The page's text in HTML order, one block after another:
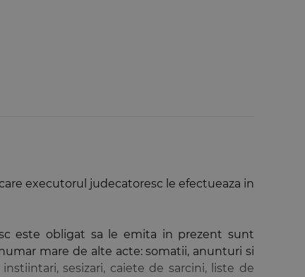
executorul judecatoresc le efectueaza in
este obligat sa le emita in prezent sunt
mare de alte acte: somatii, anunturi si
sesizari, caiete de sarcini, liste de